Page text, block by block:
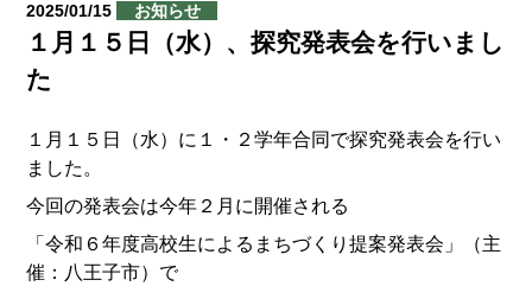
2025/01/15 お知らせ
１月１５日（水）、探究発表会を行いまし
た
１月１５日（水）に１・２学年合同で探究発表会を行い
ました。
今回の発表会は今年２月に開催される
「令和６年度高校生によるまちづくり提案発表会」（主
催：八王子市）で